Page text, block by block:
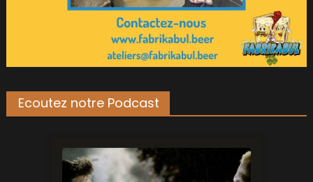
Ecoutez notre Podcast